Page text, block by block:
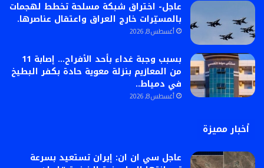
عاجل- اختراق شبكة مسلحة تخطط لهجمات
بالمسيّرات خارج العراق واعتقال عناصرها.
أغسطس 8, 2026
بسبب وجبة غداء بأحد الأفراح… إصابة 11
من المعازيم بنزلة معوية حادة بكفر البطيخ
في دمياط..
أغسطس 8, 2026
أخبار مميزة
عاجل سي ان ان: إيران تستعيد بسرعة